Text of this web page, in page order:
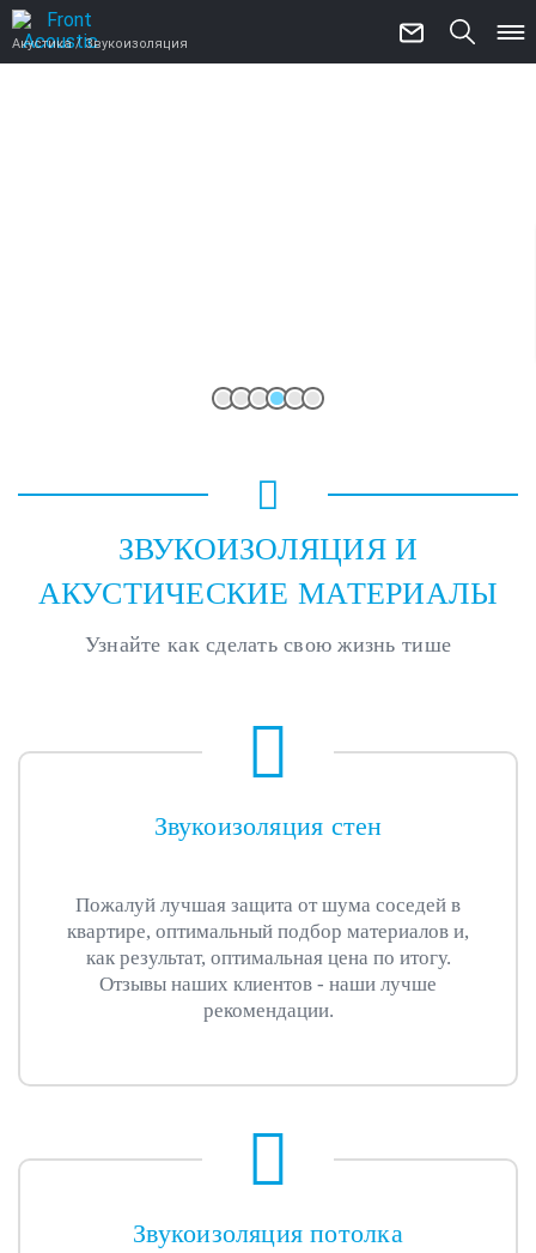
Акустика / Звукоизоляция
ЗВУКОИЗОЛЯЦИЯ И
АКУСТИЧЕСКИЕ МАТЕРИАЛЫ
Узнайте как сделать свою жизнь тише
Звукоизоляция стен
Пожалуй лучшая защита от шума соседей в
квартире, оптимальный подбор материалов и,
как результат, оптимальная цена по итогу.
Отзывы наших клиентов - наши лучше
рекомендации.
Звукоизоляция потолка